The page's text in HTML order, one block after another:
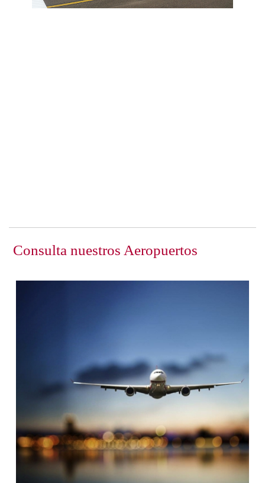
Consulta nuestros Aeropuertos